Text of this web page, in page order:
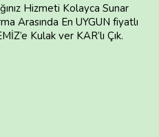
Hizmeti Kolayca Sunar
Arasında En UYGUN fiyatlı
Kulak ver KAR’lı Çık.